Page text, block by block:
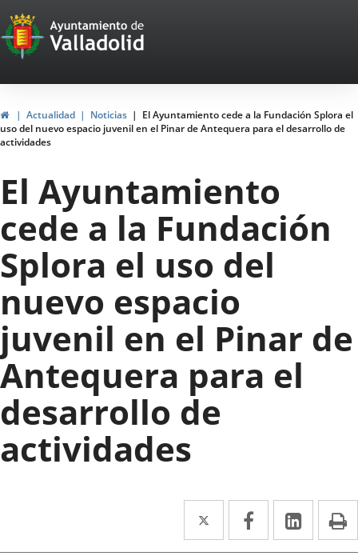
Portal
Web
del
Ayuntamiento
de
Valladolid
HomeActualidad Noticias
El Ayuntamiento cede a la Fundación Splora el
uso del nuevo espacio juvenil en el Pinar de Antequera para el desarrollo de
actividades
El Ayuntamiento
cede a la Fundación
Splora el uso del
nuevo espacio
juvenil en el Pinar de
Antequera para el
desarrollo de
actividades
Twitter
Enlace
a
Facebook
Enlace
a
Enlace
a